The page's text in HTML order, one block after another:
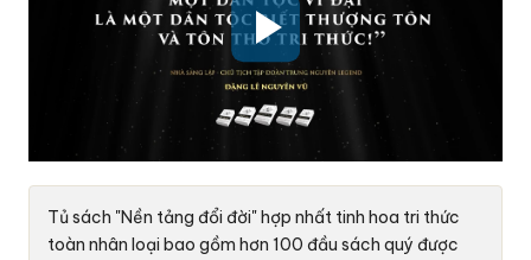
Tủ sách "Nền tảng đổi đời" hợp nhất tinh hoa tri thức
toàn nhân loại bao gồm hơn 100 đầu sách quý được